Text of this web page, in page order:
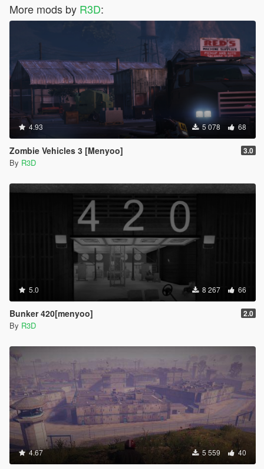
More mods by R3D:
4.93 5 078 68
Zombie Vehicles 3 [Menyoo] 3.0
By R3D
5.0 8 267 66
Bunker 420[menyoo] 2.0
By R3D
4.67 5 559 40